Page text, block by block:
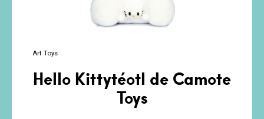
Art Toys
Hello Kittytéotl de Camote
Toys